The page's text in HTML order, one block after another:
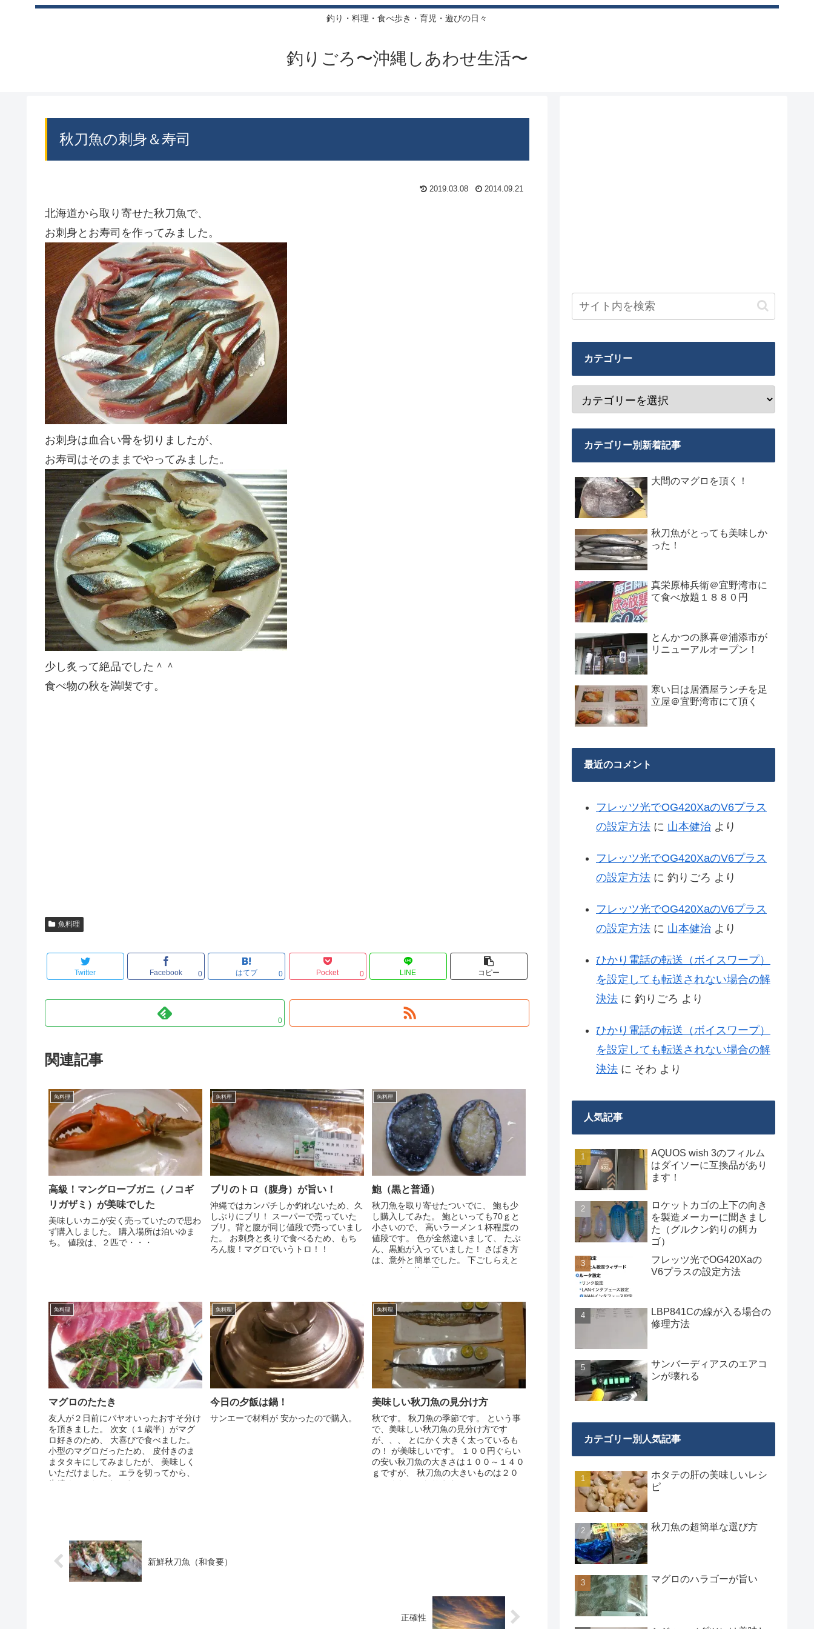
釣り・料理・食べ歩き・育児・遊びの日々
釣りごろ〜沖縄しあわせ生活〜
秋刀魚の刺身＆寿司
2019.03.08 2014.09.21
北海道から取り寄せた秋刀魚で、
お刺身とお寿司を作ってみました。
お刺身は血合い骨を切りましたが、
お寿司はそのままでやってみました。
少し炙って絶品でした＾＾
食べ物の秋を満喫です。
魚料理
Twitter Facebook 0 はてブ 0 Pocket 0 LINE コピー
0
関連記事
魚料理
高級！マングローブガニ（ノコギ
リガザミ）が美味でした
美味しいカニが安く売っていたので思わ
ず購入しました。 購入場所は泊いゆま
ち。 値段は、２匹で・・・
魚料理
ブリのトロ（腹身）が旨い！
沖縄ではカンパチしか釣れないため、久
しぶりにブリ！ スーパーで売っていた
ブリ。背と腹が同じ値段で売っていまし
た。 お刺身と炙りで食べるため、もち
ろん腹！マグロでいうトロ！！
魚料理
鮑（黒と普通）
秋刀魚を取り寄せたついでに、 鮑も少
し購入してみた。 鮑といっても70ｇと
小さいので、 高いラーメン１杯程度の
値段です。 色が全然違いまして、 たぶ
ん、黒鮑が入っていました！ さばき方
は、意外と簡単でした。 下ごしらえと
して、身に塩を振っ...
魚料理
マグロのたたき
友人が２日前にパヤオいったおすそ分け
を頂きました。 次女（１歳半）がマグ
ロ好きのため、 大喜びで食べました。
小型のマグロだったため、 皮付きのま
まタタキにしてみましたが、 美味しく
いただけました。 エラを切ってから、
氷締めにしたそうです...
魚料理
今日の夕飯は鍋！
サンエーで材料が 安かったので購入。
魚料理
美味しい秋刀魚の見分け方
秋です。 秋刀魚の季節です。 という事
で、美味しい秋刀魚の見分け方です
が、、、 とにかく大きく太っているも
の！ が美味しいです。 １００円ぐらい
の安い秋刀魚の大きさは１００～１４０
ｇですが、 秋刀魚の大きいものは２０
０ｇぐらいになります。 ...
新鮮秋刀魚（和食要）
正確性
カテゴリー
カテゴリー別新着記事
大間のマグロを頂く！
秋刀魚がとっても美味しか
った！
真栄原柿兵衛＠宜野湾市に
て食べ放題１８８０円
とんかつの豚喜＠浦添市が
リニューアルオープン！
寒い日は居酒屋ランチを足
立屋＠宜野湾市にて頂く
最近のコメント
フレッツ光でOG420XaのV6プラス
の設定方法 に 山本健治 より
フレッツ光でOG420XaのV6プラス
の設定方法 に 釣りごろ より
フレッツ光でOG420XaのV6プラス
の設定方法 に 山本健治 より
ひかり電話の転送（ボイスワープ）
を設定しても転送されない場合の解
決法 に 釣りごろ より
ひかり電話の転送（ボイスワープ）
を設定しても転送されない場合の解
決法 に そわ より
人気記事
AQUOS wish 3のフィルム
はダイソーに互換品があり
ます！
ロケットカゴの上下の向き
を製造メーカーに聞きまし
た（グルクン釣りの餌カ
ゴ）
フレッツ光でOG420Xaの
V6プラスの設定方法
LBP841Cの線が入る場合の
修理方法
サンバーディアスのエアコ
ンが壊れる
カテゴリー別人気記事
ホタテの肝の美味しいレシ
ピ
秋刀魚の超簡単な選び方
マグロのハラゴーが旨い